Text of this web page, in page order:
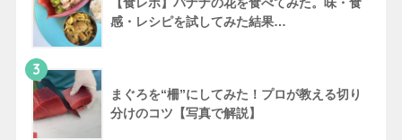
感・レシピを試してみた結果…
3
まぐろを“柵”にしてみた！プロが教える切り
分けのコツ【写真で解説】